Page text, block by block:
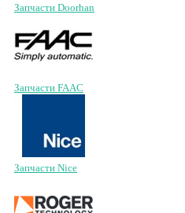
Запчасти Doorhan
Запчасти FAAC
Запчасти Nice